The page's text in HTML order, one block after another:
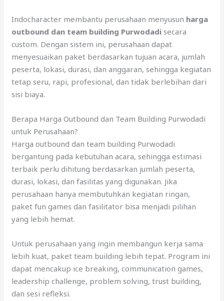
Indocharacter membantu perusahaan menyusun harga
outbound dan team building Purwodadi secara
custom. Dengan sistem ini, perusahaan dapat
menyesuaikan paket berdasarkan tujuan acara, jumlah
peserta, lokasi, durasi, dan anggaran, sehingga kegiatan
tetap seru, rapi, profesional, dan tidak berlebihan dari
sisi biaya.
Berapa Harga Outbound dan Team Building Purwodadi
untuk Perusahaan?
Harga outbound dan team building Purwodadi
bergantung pada kebutuhan acara, sehingga estimasi
terbaik perlu dihitung berdasarkan jumlah peserta,
durasi, lokasi, dan fasilitas yang digunakan. Jika
perusahaan hanya membutuhkan kegiatan ringan,
paket fun games dan fasilitator bisa menjadi pilihan
yang lebih hemat.
Untuk perusahaan yang ingin membangun kerja sama
lebih kuat, paket team building lebih tepat. Program ini
dapat mencakup ice breaking, communication games,
leadership challenge, problem solving, trust building,
dan sesi refleksi.